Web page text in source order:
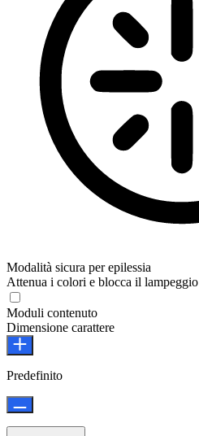
Modalità sicura per epilessia
Attenua i colori e blocca il lampeggio
Moduli contenuto
Dimensione carattere
Predefinito